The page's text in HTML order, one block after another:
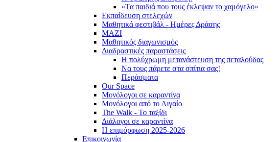
«Τα παιδιά που τους έκλεψαν το χαμόγελο»
Εκπαίδευση στελεχών
Μαθητικά φεστιβάλ - Ημέρες Δράσης
ΜΑΖΙ
Μαθητικός διαγωνισμός
Διαδραστικές παραστάσεις
Η πολύχρωμη μετανάστευση της πεταλούδας
Να τους πάρετε στα σπίτια σας!
Περάσματα
Our Space
Μονόλογοι σε καραντίνα
Μονόλογοι από το Αιγαίο
The Walk - Το ταξίδι
Διάλογοι σε καραντίνα
Η επιμόρφωση 2025-2026
Επικοινωνία